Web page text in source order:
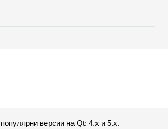
версии на Qt: 4.х и 5.х.